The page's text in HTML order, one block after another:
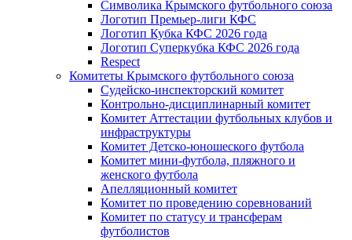
Символика Крымского футбольного союза
Логотип Премьер-лиги КФС
Логотип Кубка КФС 2026 года
Логотип Суперкубка КФС 2026 года
Respect
Комитеты Крымского футбольного союза
Судейско-инспекторский комитет
Контрольно-дисциплинарный комитет
Комитет Аттестации футбольных клубов и
инфраструктуры
Комитет Детско-юношеского футбола
Комитет мини-футбола, пляжного и
женского футбола
Апелляционный комитет
Комитет по проведению соревнований
Комитет по статусу и трансферам
футболистов